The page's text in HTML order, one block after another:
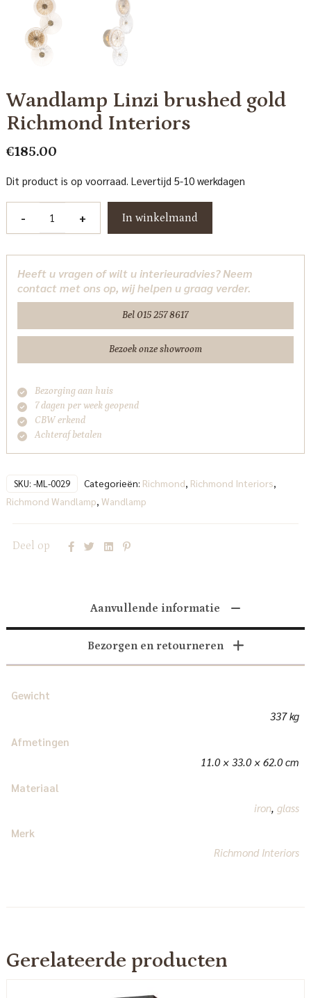
Wandlamp Linzi brushed gold
Richmond Interiors
€185.00
Dit product is op voorraad. Levertijd 5-10 werkdagen
-
gold
Richmond
Interiors
+ In winkelmand
Heeft u vragen of wilt u interieuradvies? Neem
contact met ons op, wij helpen u graag verder.
Bel 015 257 8617
Bezoek onze showroom
Bezorging aan huis
7 dagen per week geopend
CBW erkend
Achteraf betalen
SKU: -ML-0029 Categorieën: Richmond Richmond Interiors
Richmond Wandlamp Wandlamp
Deel op
Aanvullende informatie
Bezorgen en retourneren
Gewicht
337 kg
Afmetingen
11.0 × 33.0 × 62.0 cm
Materiaal
iron,glass
Merk
Richmond Interiors
Gerelateerde producten